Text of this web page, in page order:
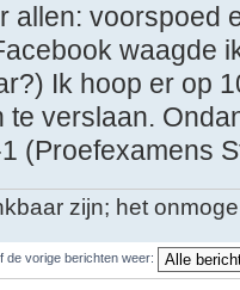
allen: voorspoed
waagde
Ik hoop er op
te verslaan.
(Proefexamens
zijn; het
de vorige berichten weer: